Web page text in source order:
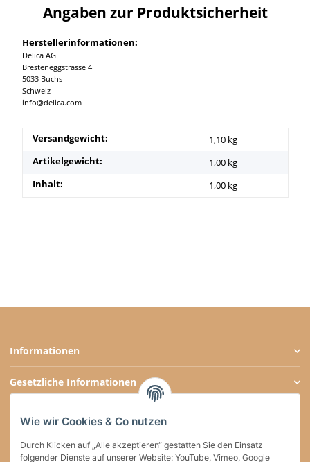
Angaben zur Produktsicherheit
Herstellerinformationen:
Delica AG
Bresteneggstrasse 4
5033 Buchs
Schweiz
info@delica.com
Versandgewicht:
1,10 kg
Artikelgewicht:
1,00 kg
Inhalt:
1,00 kg
Informationen
Gesetzliche Informationen
Social Media
Wie wir Cookies & Co nutzen
Durch Klicken auf „Alle akzeptieren“ gestatten Sie den Einsatz
folgender Dienste auf unserer Website: YouTube, Vimeo, Google